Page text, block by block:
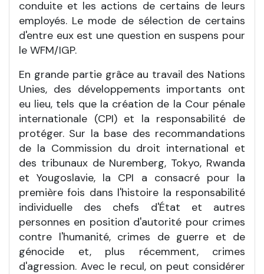
conduite et les actions de certains de leurs
employés. Le mode de sélection de certains
d'entre eux est une question en suspens pour
le WFM/IGP.
En grande partie grâce au travail des Nations
Unies, des développements importants ont
eu lieu, tels que la création de la Cour pénale
internationale (CPI) et la responsabilité de
protéger. Sur la base des recommandations
de la Commission du droit international et
des tribunaux de Nuremberg, Tokyo, Rwanda
et Yougoslavie, la CPI a consacré pour la
première fois dans l'histoire la responsabilité
individuelle des chefs d'État et autres
personnes en position d'autorité pour crimes
contre l'humanité, crimes de guerre et de
génocide et, plus récemment, crimes
d'agression. Avec le recul, on peut considérer